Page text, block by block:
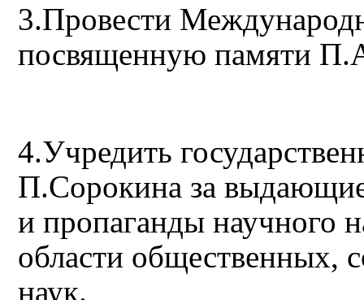
3.Провести
посвященную памяти
4.Учредить
П.Сорокина за
и пропаганды научного
области общественных,
наук.